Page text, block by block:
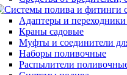
Адаптеры и
Краны садовые
Муфты и соединители
Наборы поливочные
Распылители